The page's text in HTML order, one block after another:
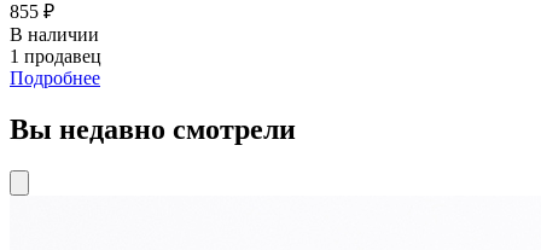
855 ₽
В наличии
1 продавец
Подробнее
Вы недавно смотрели